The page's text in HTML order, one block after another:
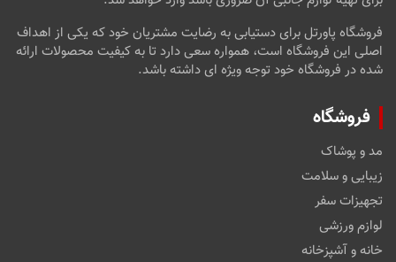
فروشگاه پاورتل برای دستیابی به رضایت مشتریان خود که یکی از اهداف
اصلی این فروشگاه است، همواره سعی دارد تا به کیفیت محصولات ارائه
شده در فروشگاه خود توجه ویژه ای داشته باشد.
فروشگاه
مد و پوشاک
زیبایی و سلامت
تجهیزات سفر
لوازم ورزشی
خانه و آشپزخانه